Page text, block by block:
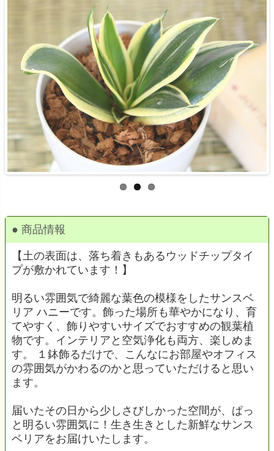
● 商品情報
【土の表面は、落ち着きもあるウッドチップタイ
プが敷かれています！】
明るい雰囲気で綺麗な葉色の模様をしたサンスベ
リア ハニーです。飾った場所も華やかになり、育
てやすく、飾りやすいサイズでおすすめの観葉植
物です。インテリアと空気浄化も両方、楽しめま
す。 １鉢飾るだけで、こんなにお部屋やオフィス
の雰囲気がかわるのかと思っていただけると思い
ます。
届いたその日から少しさびしかった空間が、ぱっ
と明るい雰囲気に！生き生きとした新鮮なサンス
ベリアをお届けいたします。